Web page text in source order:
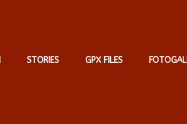
STORIES GPX FILES